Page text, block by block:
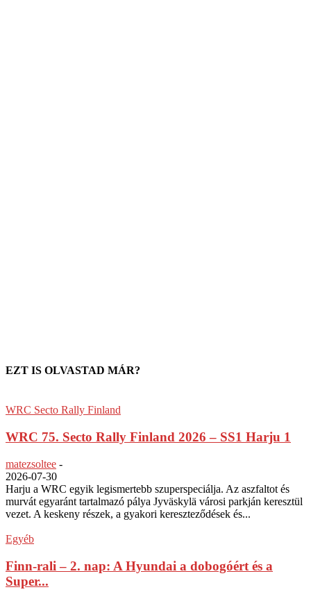
EZT IS OLVASTAD MÁR?
WRC Secto Rally Finland
WRC 75. Secto Rally Finland 2026 – SS1 Harju 1
matezsoltee -
2026-07-30
Harju a WRC egyik legismertebb szuperspeciálja. Az aszfaltot és
murvát egyaránt tartalmazó pálya Jyväskylä városi parkján keresztül
vezet. A keskeny részek, a gyakori kereszteződések és...
Egyéb
Finn-rali – 2. nap: A Hyundai a dobogóért és a
Super...